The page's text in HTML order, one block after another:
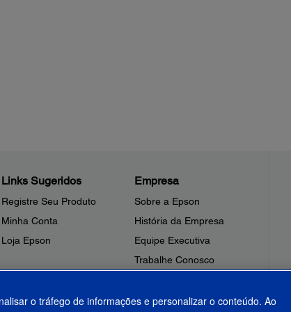
Links Sugeridos
Registre Seu Produto
Minha Conta
Loja Epson
Empresa
Sobre a Epson
História da Empresa
Equipe Executiva
Trabalhe Conosco
Fale Conosco
o tráfego de informações e personalizar o conteúdo. Ao